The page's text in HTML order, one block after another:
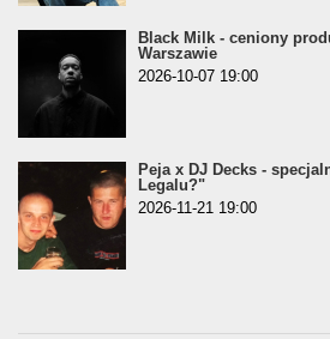
Black Milk - ceniony
Warszawie
2026-10-07 19:00
Peja x DJ Decks -
Legalu?"
2026-11-21 19:00